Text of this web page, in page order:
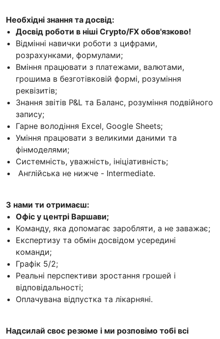
Необхідні знання та досвід:
Досвід роботи в ніші Crypto/FX обов'язково!
Відмінні навички роботи з цифрами,
розрахунками, формулами;
Вміння працювати з платежами, валютами,
грошима в безготівковій формі, розуміння
реквізитів;
Знання звітів P&L та Баланс, розуміння подвійного
запису;
Гарне володіння Excel, Google Sheets;
Уміння працювати з великими даними та
фінмоделями;
Системність, уважність, ініціативність;
Англійська не нижче - Intermediate.
З нами ти отримаєш:
Офіс у центрі Варшави;
Команду, яка допомагає заробляти, а не заважає;
Експертизу та обмін досвідом усередині
команди;
Графік 5/2;
Реальні перспективи зростання грошей і
відповідальності;
Оплачувана відпустка та лікарняні.
Надсилай своє резюме і ми розповімо тобі всі